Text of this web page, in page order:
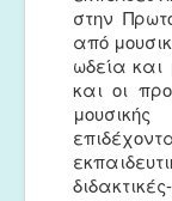
στην
από
ωδεία και
και οι